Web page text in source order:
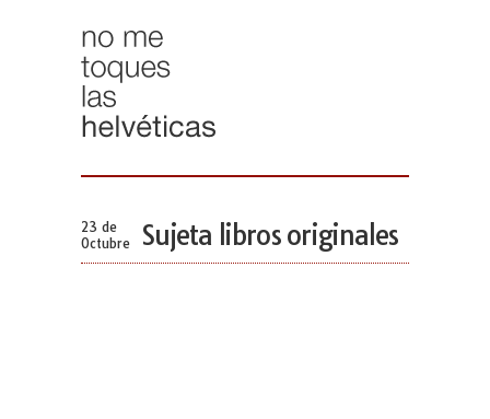
23 de
Octubre
Sujeta libros originales